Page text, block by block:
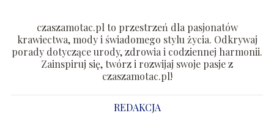
czaszamotac.pl to przestrzeń dla pasjonatów
krawiectwa, mody i świadomego stylu życia. Odkrywaj
porady dotyczące urody, zdrowia i codziennej harmonii.
Zainspiruj się, twórz i rozwijaj swoje pasje z
czaszamotac.pl!
REDAKCJA